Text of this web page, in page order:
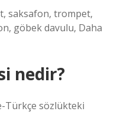
saksafon, trompet,
göbek davulu, Daha
nedir?
Türkçe sözlükteki